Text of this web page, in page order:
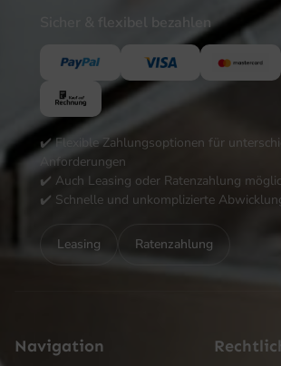
Sicher & flexibel bezahlen
✔️ Flexible Zahlungsoptionen für
Anforderungen
✔️ Auch Leasing oder Ratenzahlung
✔️ Schnelle und unkomplizierte
Leasing Ratenzahlung
Navigation